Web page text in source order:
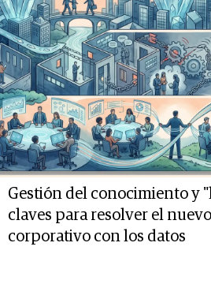
Gestión del conocimiento y
claves para resolver el
corporativo con los datos